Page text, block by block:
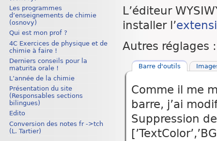
L’éditeur
installer l’
Autres réglages :
Barre d'outils
Comme il me
barre, j’ai
Suppression
Les programmes
d’enseignements de chimie
(osnovy)
Qui est mon prof ?
4C Exercices de physique et de
chimie à faire !
Derniers conseils pour la
maturita orale !
L’année de la chimie
Présentation du site
(Responsables sections
bilingues)
Edito
Conversion des notes fr ->tch
(L. Tartier)